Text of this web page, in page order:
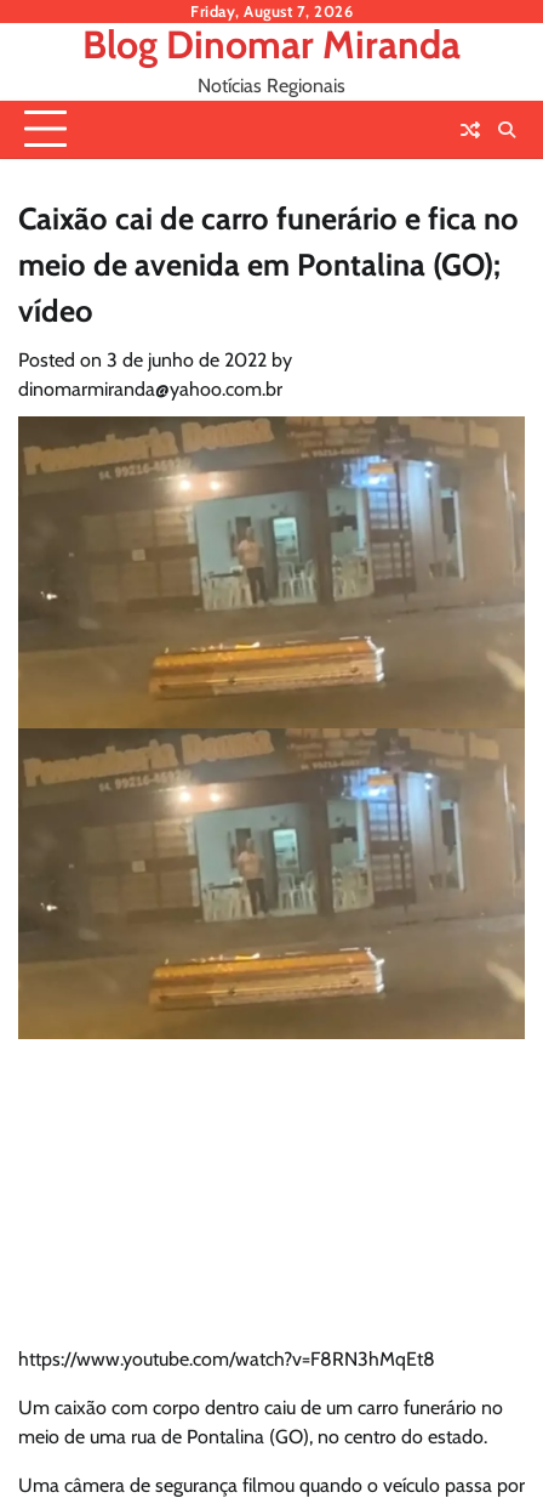
Friday, August 7, 2026
Blog Dinomar Miranda
Notícias Regionais
Caixão cai de carro funerário e fica no
meio de avenida em Pontalina (GO);
vídeo
Posted on 3 de junho de 2022 by
dinomarmiranda@yahoo.com.br
https://www.youtube.com/watch?v=F8RN3hMqEt8
Um caixão com corpo dentro caiu de um carro funerário no
meio de uma rua de Pontalina (GO), no centro do estado.
Uma câmera de segurança filmou quando o veículo passa por